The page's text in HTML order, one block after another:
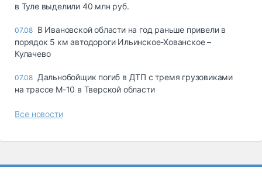
в Туле выделили 40 млн руб.
07.08 В Ивановской области на год раньше привели в
порядок 5 км автодороги Ильинское-Хованское –
Кулачево
07.08 Дальнобойщик погиб в ДТП с тремя грузовиками
на трассе М-10 в Тверской области
Все новости